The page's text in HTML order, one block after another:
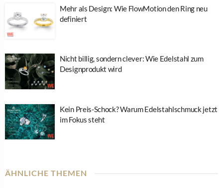
Mehr als Design: Wie FlowMotion den Ring neu
definiert
Nicht billig, sondern clever: Wie Edelstahl zum
Designprodukt wird
Kein Preis-Schock? Warum Edelstahlschmuck jetzt
im Fokus steht
ÄHNLICHE THEMEN